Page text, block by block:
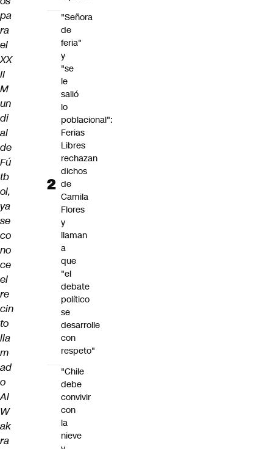
pa
ra
el
XX
II
M
un
di
al
de
Fú
tb
ol,
ya
se
co
no
ce
el
re
cin
to
lla
m
ad
o
Al
W
ak
ra
"Señora
de
feria"
y
"se
le
salió
lo
poblacional":
Ferias
Libres
rechazan
dichos
de
Camila
Flores
y
llaman
a
que
"el
debate
político
se
desarrolle
con
respeto"
"Chile
debe
convivir
con
la
nieve